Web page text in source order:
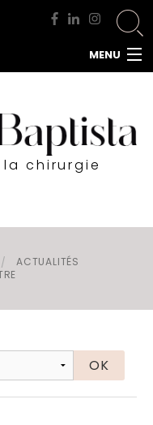
MENU
chirurgie
ACTUALITÉS